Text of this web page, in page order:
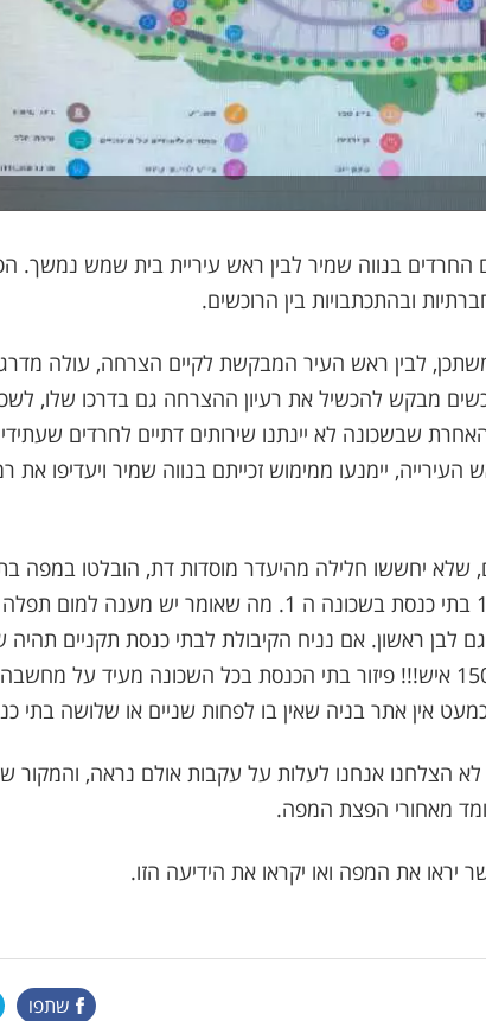
החרדים בנווה שמיר לבין ראש עיריית בית שמש נמשך.
ובהתכתבויות בין הרוכשים.
לבין ראש העיר המבקשת לקיים הצרחה, עולה
מבקש להכשיל את רעיון ההצרחה גם בדרכו שלו,
שבשכונה לא יינתנו שירותים דתיים לחרדים
יימנעו ממימוש זכייתם בנווה שמיר ויעדיפו את
יחששו חלילה מהיעדר מוסדות דת, הובלטו במפה
מקוואות, גני ילדים ומעונות. קרוב ל- 15 בתי כנסת בשכונה ה 1. מה שאומר
מקומות הרי שמדובר באוכלוסיה של 1500 איש!!! פיזור בתי הכנסת בכל השכונה מעיד על
אין אתר בניה שאין בו לפחות שניים או שלושה בתי
הצלחנו אנחנו לעלות על עקבות אולם נראה, והמקור
מאחורי הפצת המפה.
יראו את המפה ואו יקראו את הידיעה הזו.
שתפו